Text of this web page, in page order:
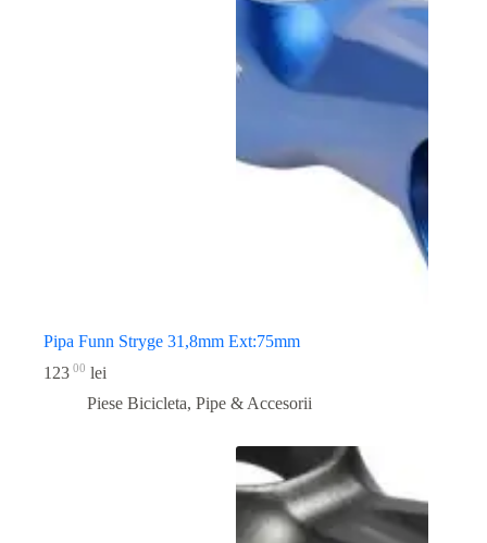
Pipa Funn Stryge 31,8mm Ext:75mm
123 00 lei
Piese Bicicleta, Pipe & Accesorii